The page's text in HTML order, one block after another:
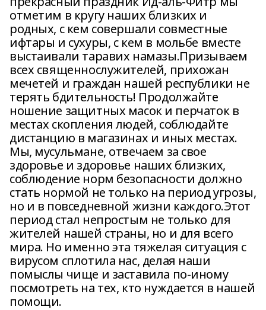
отметим в кругу наших близких и
родных, с кем совершали совместные
ифтары и сухуры, с кем в мольбе вместе
выстаивали таравих намазы.Призываем
всех священнослужителей, прихожан
мечетей и граждан нашей республики не
терять бдительность! Продолжайте
ношение защитных масок и перчаток в
местах скопления людей, соблюдайте
дистанцию в магазинах и иных местах.
Мы, мусульмане, отвечаем за свое
здоровье и здоровье наших близких,
соблюдение норм безопасности должно
стать нормой не только на период угрозы,
но и в повседневной жизни каждого.Этот
период стал непростым не только для
жителей нашей страны, но и для всего
мира. Но именно эта тяжелая ситуация с
вирусом сплотила нас, делая наши
помыслы чище и заставила по-иному
посмотреть на тех, кто нуждается в нашей
помощи.